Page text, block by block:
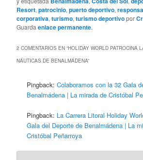
Resort,patrocinio,puerto deportivo,
corporativa,turismo,turismo deportivopor
Guardaenlace permanente.
2 COMENTARIOS EN “HOLIDAY WORLD PATROCINA
NÁUTICAS DE BENALMÁDENA”
Pingback:Colaboramos con la 32 Gala
Benalmádena | La mirada de Cristóbal
Pingback: La Carrera Litoral Holiday
Gala del Deporte de Benalmádena | La
Cristóbal Peñarroya